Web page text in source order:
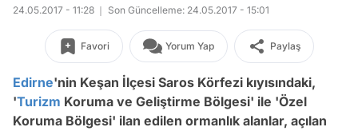
24.05.2017 - 11:28 Son Güncelleme: 24.05.2017 - 15:01
Favori Yorum Yap Paylaş
Edirne'nin Keşan İlçesi Saros Körfezi kıyısındaki,
'Turizm Koruma ve Geliştirme Bölgesi' ile 'Özel
Koruma Bölgesi' ilan edilen ormanlık alanlar, açılan